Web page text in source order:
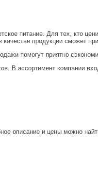
питание. Для тех, кто
продукции сможет
помогут приятно
В ассортимент компании
описание и цены можно